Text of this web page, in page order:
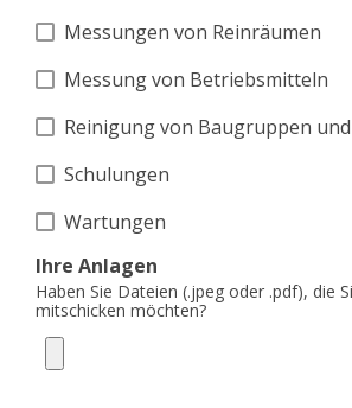
Messungen von Reinräumen
Messung von Betriebsmitteln
Reinigung von Baugruppen
Schulungen
Wartungen
Ihre Anlagen
Haben Sie Dateien (.jpeg oder .pdf), die
mitschicken möchten?